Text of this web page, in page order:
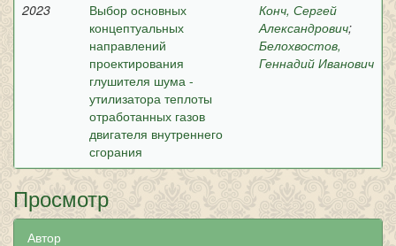
2023
Выбор основных
концептуальных
направлений
проектирования
глушителя шума -
утилизатора теплоты
отработанных газов
двигателя внутреннего
сгорания
Конч, Сергей
Александрович;
Белохвостов,
Геннадий Иванович
Просмотр
Автор